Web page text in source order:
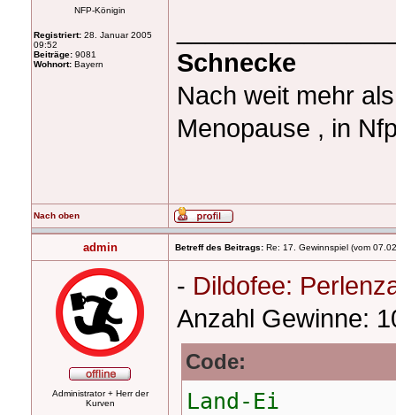
NFP-Königin
Registriert: 28. Januar 2005
09:52
Beiträge: 9081
Wohnort: Bayern
Schnecke
Nach weit mehr
Menopause , in
Nach oben
admin Betreff des Beitrags: Re: 17. Gewinnspiel (vom
Administrator + Herr der
Kurven
- Dildofee:
Anzahl Gewinne:
Code:
Land-Ei